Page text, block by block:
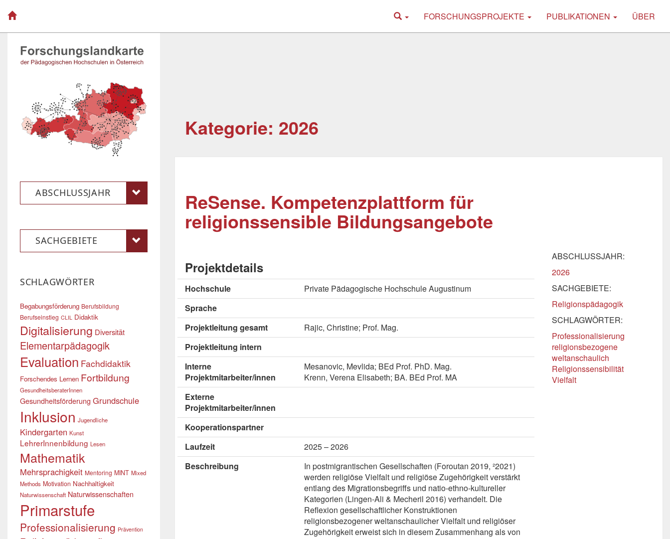
FORSCHUNGSPROJEKTE PUBLIKATIONEN ÜBER
Kategorie: 2026
ReSense. Kompetenzplattform für
religionssensible Bildungsangebote
Projektdetails
Hochschule
Private Pädagogische Hochschule Augustinum
Sprache
Projektleitung gesamt
Rajic, Christine; Prof. Mag.
Projektleitung intern
Interne
Projektmitarbeiter/innen
Mesanovic, Mevlida; BEd Prof. PhD. Mag.
Krenn, Verena Elisabeth; BA. BEd Prof. MA
Externe
Projektmitarbeiter/innen
Kooperationspartner
Laufzeit
2025 – 2026
Beschreibung
In postmigrantischen Gesellschaften (Foroutan 2019, ²2021)
werden religiöse Vielfalt und religiöse Zugehörigkeit verstärkt
entlang des Migrationsbegriffs und natio-ethno-kultureller
Kategorien (Lingen-Ali & Mecheril 2016) verhandelt. Die
Reflexion gesellschaftlicher Konstruktionen
religionsbezogener weltanschaulicher Vielfalt und religiöser
Zugehörigkeit erweist sich in diesem Zusammenhang als von
ABSCHLUSSJAHR:
2026
SACHGEBIETE:
Religionspädagogik
SCHLAGWÖRTER:
Professionalisierung
religionsbezogene
weltanschaulich
Religionssensibilität
Vielfalt
ABSCHLUSSJAHR
SACHGEBIETE
SCHLAGWÖRTER
Begabungsförderung Berufsbildung
Berufseinstieg CLIL Didaktik
Digitalisierung Diversität
Elementarpädagogik
Evaluation Fachdidaktik
Forschendes Lernen Fortbildung
GesundheitsberaterInnen
Gesundheitsförderung Grundschule
Inklusion Jugendliche
Kindergarten Kunst
LehrerInnenbildung Lesen
Mathematik
Mehrsprachigkeit Mentoring MINT Mixed
Methods Motivation Nachhaltigkeit
Naturwissenschaft Naturwissenschaften
Primarstufe
Professionalisierung Prävention